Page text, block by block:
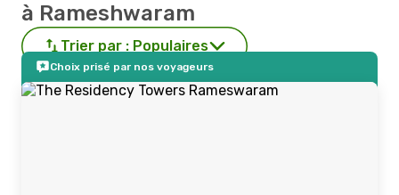
à Rameshwaram
Trier par : Populaires
Choix prisé par nos voyageurs